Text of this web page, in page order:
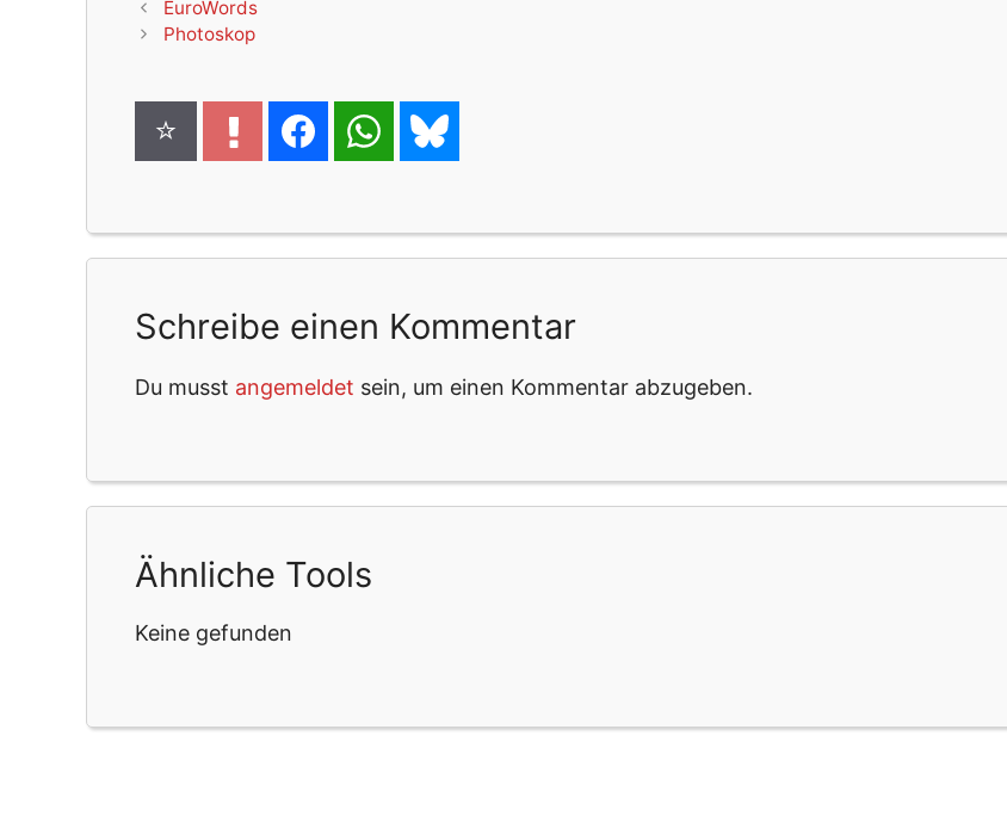
EuroWords
Photoskop
Schreibe einen Kommentar
Du musst angemeldet sein, um einen Kommentar abzugeben.
Ähnliche Tools
Keine gefunden